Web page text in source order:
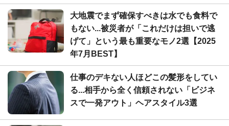
大地震でまず確保すべきは水でも食料で
もない...被災者が「これだけは担いで逃
げて」という最も重要なモノ2選【2025
年7月BEST】
仕事のデキない人ほどこの髪形をしてい
る...相手から全く信頼されない「ビジネ
スで一発アウト」ヘアスタイル3選